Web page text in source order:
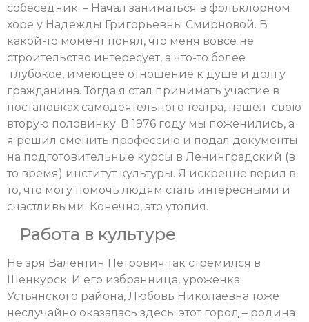
собеседник. – Начал заниматься в фольклорном
хоре у Надежды Григорьевны Смирновой. В
какой-то момент понял, что меня вовсе не
строительство интересует, а что-то более
глубокое, имеющее отношение к душе и долгу
гражданина. Тогда я стал принимать участие в
постановках самодеятельного театра, нашёл свою
вторую половинку. В 1976 году мы поженились, а
я решил сменить профессию и подал документы
на подготовительные курсы в Ленинградский (в
то время) институт культуры. Я искренне верил в
то, что могу помочь людям стать интересными и
счастливыми. Конечно, это утопия.
Работа в культуре
Не зря Валентин Петрович так стремился в
Шенкурск. И его избранница, уроженка
Устьянского района, Любовь Николаевна тоже
неслучайно оказалась здесь: этот город – родина